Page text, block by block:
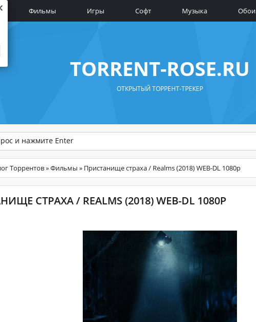
Фильмы Игры Софт Музыка Обои
TORRENT-ROSE.RU
ОТКРЫТЫЙ ТОРРЕНТ-ТРЕКЕР
Торрентов»Фильмы » Пристанище страха / Realms (2018) WEB-DL 1080p
СТРАХА / REALMS (2018) WEB-DL 1080P